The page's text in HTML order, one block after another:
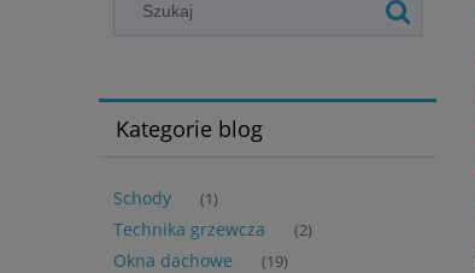
Kategorie blog
Schody (1)
Technika grzewcza (2)
Okna dachowe (19)